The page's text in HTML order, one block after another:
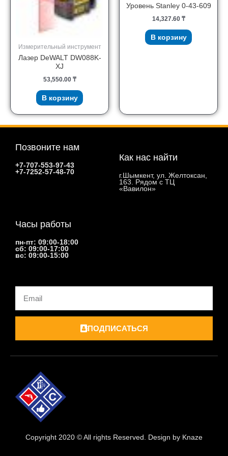
Измерительный инструмент
Лазер DeWALT DW088K-
XJ
53,550.00 ₸
В корзину
Уровень Stanley 0-43-609
14,327.60 ₸
В корзину
Позвоните нам
+7-707-553-97-43
+7-7252-57-48-70
Как нас найти
г.Шымкент, ул. Желтоксан,
163. Рядом с ТЦ
«Вавилон»
Часы работы
пн-пт: 09:00-18:00
сб: 09:00-17:00
вс: 09:00-15:00
Email
ПОДПИСАТЬСЯ
Copyright 2020 © All rights Reserved. Design by Knaze